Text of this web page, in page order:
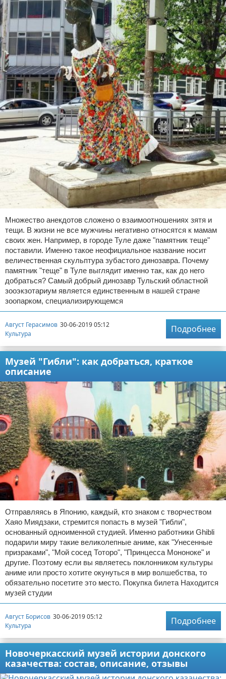
Множество анекдотов сложено о взаимоотношениях зятя и
тещи. В жизни не все мужчины негативно относятся к мамам
своих жен. Например, в городе Туле даже "памятник теще"
поставили. Именно такое неофициальное название носит
величественная скульптура зубастого динозавра. Почему
памятник "теще" в Туле выглядит именно так, как до него
добраться? Самый добрый динозавр Тульский областной
зооэкзотариум является единственным в нашей стране
зоопарком, специализирующемся
Август Герасимов 30-06-2019 05:12
Культура
Подробнее
Музей "Гибли": как добраться, краткое
описание
Отправляясь в Японию, каждый, кто знаком с творчеством
Хаяо Миядзаки, стремится попасть в музей "Гибли",
основанный одноименной студией. Именно работники Ghibli
подарили миру такие великолепные аниме, как "Унесенные
призраками", "Мой сосед Тоторо", "Принцесса Мононоке" и
другие. Поэтому если вы являетесь поклонником культуры
аниме или просто хотите окунуться в мир волшебства, то
обязательно посетите это место. Покупка билета Находится
музей студии
Август Борисов 30-06-2019 05:12
Культура
Подробнее
Новочеркасский музей истории донского
казачества: состав, описание, отзывы